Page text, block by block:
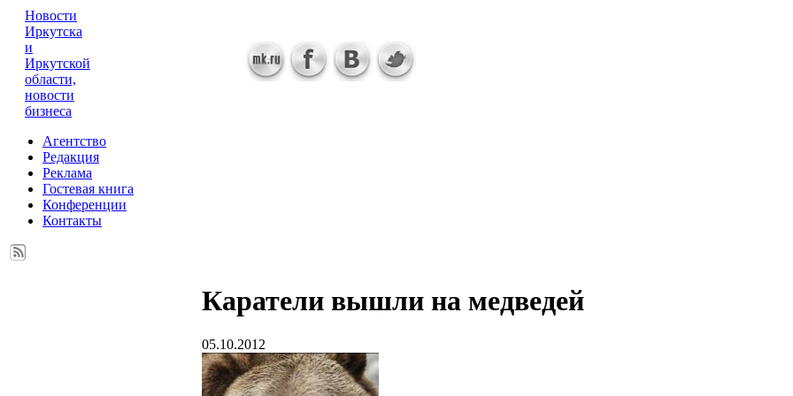
Новости
Иркутска
и
Иркутской
области,
новости
бизнеса
Агентство
Редакция
Реклама
Гостевая книга
Конференции
Контакты
Каратели вышли на медведей
05.10.2012